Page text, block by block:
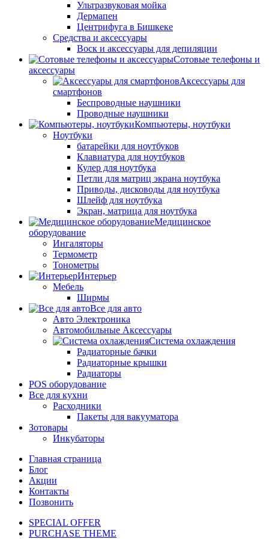
Ультразвуковая мойка
Дермапен
Центрифуга в Бишкеке
Средства и аксессуары
Воск и аксессуары для депиляции
Сотовые телефоны и
аксессуары
Аксессуары для
смартфонов
Беспроводные наушники
Проводные наушники
Компьютеры, ноутбуки
Ноутбуки
батарейки для ноутбуков
Клавиатура для ноутбуков
Кулер для ноутбука
Петли для матриц экрана ноутбука
Приводы, дисководы для ноутбука
Шлейф для ноутбука
Экран, матрица для ноутбука
Медицинское
оборудование
Ингаляторы
Термометр
Тонометры
Интерьер
Мебель
Ширмы
Все для авто
Авто Электроника
Автомобильные Аксессуары
Система охлаждения
Радиаторные бачки
Радиаторные крышки
Радиаторы
POS оборудование
Все для кухни
Расходники
Пакеты для вакууматора
Зотовары
Инкубаторы
Главная страница
Блог
Акции
Контакты
Позвонить
SPECIAL OFFER
PURCHASE THEME